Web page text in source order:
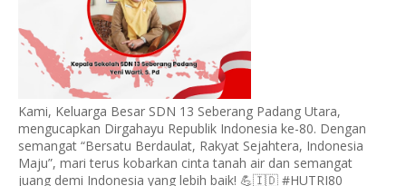
Kami, Keluarga Besar SDN 13 Seberang Padang Utara,
mengucapkan Dirgahayu Republik Indonesia ke-80. Dengan
semangat “Bersatu Berdaulat, Rakyat Sejahtera, Indonesia
Maju”, mari terus kobarkan cinta tanah air dan semangat
juang demi Indonesia yang lebih baik! 💪🇮🇩 #HUTRI80